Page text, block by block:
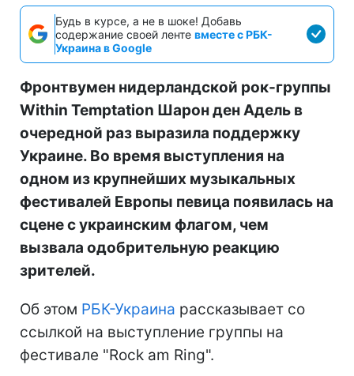
Будь в курсе, а не в шоке! Добавь
содержание своей ленте вместе с РБК-
Украина в Google
Фронтвумен нидерландской рок-группы
Within Temptation Шарон ден Адель в
очередной раз выразила поддержку
Украине. Во время выступления на
одном из крупнейших музыкальных
фестивалей Европы певица появилась на
сцене с украинским флагом, чем
вызвала одобрительную реакцию
зрителей.
Об этом РБК-Украина рассказывает со
ссылкой на выступление группы на
фестивале "Rock am Ring".